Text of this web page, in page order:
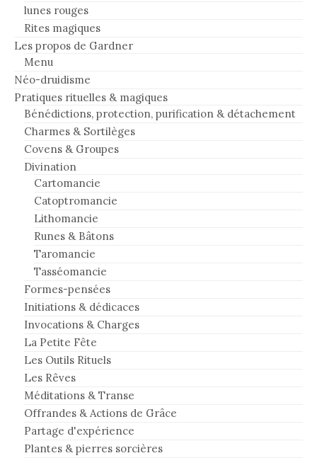
lunes rouges
Rites magiques
Les propos de Gardner
Menu
Néo-druidisme
Pratiques rituelles & magiques
Bénédictions, protection, purification & détachement
Charmes & Sortilèges
Covens & Groupes
Divination
Cartomancie
Catoptromancie
Lithomancie
Runes & Bâtons
Taromancie
Tasséomancie
Formes-pensées
Initiations & dédicaces
Invocations & Charges
La Petite Fête
Les Outils Rituels
Les Rêves
Méditations & Transe
Offrandes & Actions de Grâce
Partage d'expérience
Plantes & pierres sorcières